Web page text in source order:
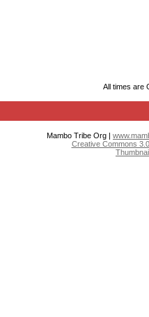
All times are
Mambo Tribe Org |
Creative Commons